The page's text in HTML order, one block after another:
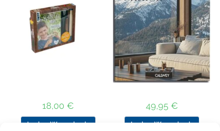
18,00 €
In den Warenkorb
49,95 €
In den Warenkorb